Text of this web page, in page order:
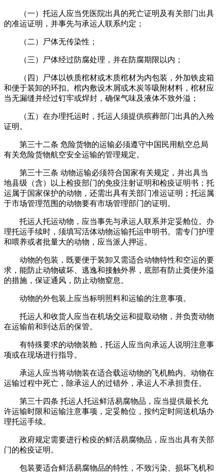
（一）托运人应当凭医院出具的死亡证明及有关部门出具
的准运证明，并事先与承运人联系约定；
（二）尸体无传染性；
（三）尸体经过防腐处理，并在防腐期限以内；
（四）尸体以铁质棺材或木质棺材为内包装，外加铁皮箱
和便于装卸的环扣。棺内敷设木屑或木炭等吸附材料，棺材应
当无漏缝并经过钉牢或焊封，确保气味及液体不致外溢；
（五）在办理托运时，托运人须提供殡葬部门出具的入殓
证明。
第三十二条 危险货物的运输必须遵守中国民用航空总局
有关危险货物航空安全运输的管理规定。
第三十三条 动物运输必须符合国家有关规定，并出具当
地县级（含）以上检疫部门的免疫注射证明和检疫证明书；托
运属于国家保护的动物，还需出具有关部门准运证明；托运属
于市场管理范围的动物要有市场管理部门的证明。
托运人托运动物，应当事先与承运人联系并定妥舱位。办
理托运手续时，须填写活体动物运输托运申明书。需专门护理
和喂养或者批量大的动物，应当派人押运。
动物的包装，既要便于装卸又需适合动物特性和空运的要
求，能防止动物破坏、逃逸和接触外界，底部有防止粪便外溢
的措施，保证通风，防止动物窒息。
动物的外包装上应当标明照料和运输的注意事项。
托运人和收货人应当在机场交运和提取动物，并负责动物
在运输前和到达后的保管。
有特殊要求的动物装舱，托运人应当向承运人说明注意事
项或在现场进行指导。
承运人应当将动物装在适合载运动物的飞机舱内。动物在
运输过程中死亡，除承运人的过错外，承运人不承担责任。
第三十四条 托运人托运鲜活易腐物品，应当提供最长允
许运输时限和运输注意事项，定妥舱位，按约定时间送机场办
理托运手续。
政府规定需要进行检疫的鲜活易腐物品，应当出具有关部
门的检疫证明。
包装要适合鲜活易腐物品的特性，不致污染、损坏飞机和